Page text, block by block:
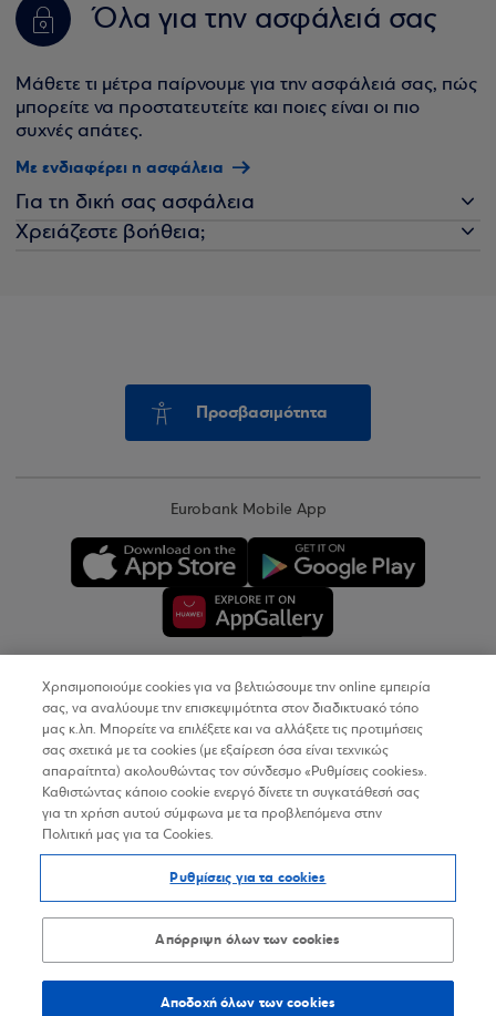
Όλα για την ασφάλειά σας
Μάθετε τι μέτρα παίρνουμε για την ασφάλειά σας, πώς
μπορείτε να προστατευτείτε και ποιες είναι οι πιο
συχνές απάτες.
Με ενδιαφέρει η ασφάλεια
Για τη δική σας ασφάλεια
Χρειάζεστε βοήθεια;
Προσβασιμότητα
Eurobank Mobile App
Copyright © 2026
Όροι Χρήσης
Προσωπικά Δεδομένα στον Διαδικτυακό Τόπο
Δήλωση Προσβασιμότητας
Sitemap
Χρησιμοποιούμε cookies για να βελτιώσουμε την online εμπειρία
σας, να αναλύουμε την επισκεψιμότητα στον διαδικτυακό τόπο
μας κ.λπ. Μπορείτε να επιλέξετε και να αλλάξετε τις προτιμήσεις
σας σχετικά με τα cookies (με εξαίρεση όσα είναι τεχνικώς
απαραίτητα) ακολουθώντας τον σύνδεσμο «Ρυθμίσεις cookies».
Καθιστώντας κάποιο cookie ενεργό δίνετε τη συγκατάθεσή σας
για τη χρήση αυτού σύμφωνα με τα προβλεπόμενα στην
Πολιτική μας για τα Cookies.
Ρυθμίσεις για τα cookies
Απόρριψη όλων των cookies
Αποδοχή όλων των cookies